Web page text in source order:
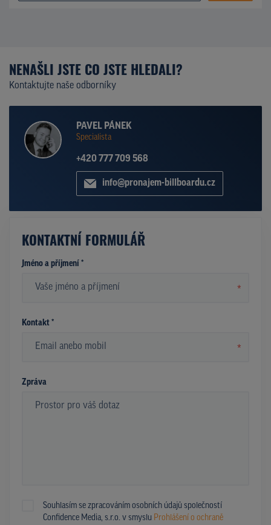
NENAŠLI JSTE CO JSTE HLEDALI?
Kontaktujte naše odborníky
PAVEL PÁNEK
Specialista
+420 777 709 568
info@pronajem-billboardu.cz
KONTAKTNÍ FORMULÁŘ
Jméno a příjmení *
*
Kontakt *
*
Zpráva
Souhlasím se zpracováním osobních údajů společností
Confidence Media, s.r.o. v smyslu Prohlášení o ochraně